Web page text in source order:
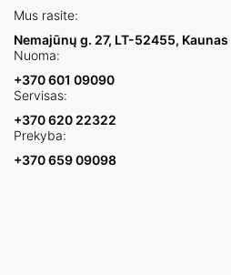
Mus rasite:
Nemajūnų g. 27, LT-52455, Kaunas
Nuoma:
+370 601 09090
Servisas:
+370 620 22322
Prekyba:
+370 659 09098